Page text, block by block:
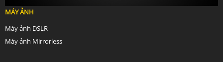
MÁY ẢNH
Máy ảnh DSLR
Máy ảnh Mirrorless